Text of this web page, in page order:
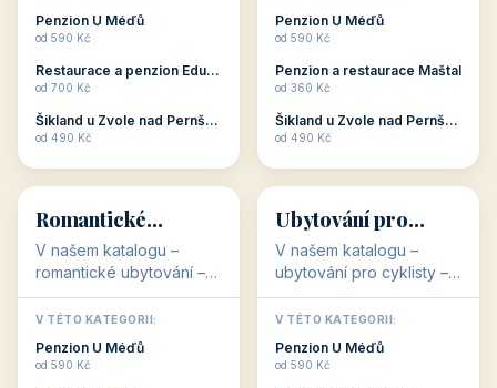
polohou či vybaveností,
nabízí klidné ubytování
Penzion U Méďů
od 590 Kč
Restaurace a penzion Eduard
od 700 Kč
Šikland u Zvole nad Pernštejnem
od 490 Kč
ubytování klientů vyššího
věku. Některé z nich
Penzion U Méďů
od 590 Kč
Penzion a restaurace Maštal
od 360 Kč
Šikland u Zvole nad Pernštejnem
od 490 Kč
💕
💕
Romantické
ubytování
V našem katalogu –
romantické ubytování –
jsou pro Vás připraveny
objekty, které svojí
stavbou, polohou anebo
zaměřením nabízí
V TÉTO KATEGORII:
Penzion U Méďů
od 590 Kč
🚴
🚴
32 objektů
Ubytování pro
cyklisty
V našem katalogu –
ubytování pro cyklisty –
jsou pro Vás připraveny
objekty, které jsou na
milovníky cykloturistiky
připraveny. Většinou mají
V TÉTO KATEGORII:
Penzion U Méďů
od 590 Kč